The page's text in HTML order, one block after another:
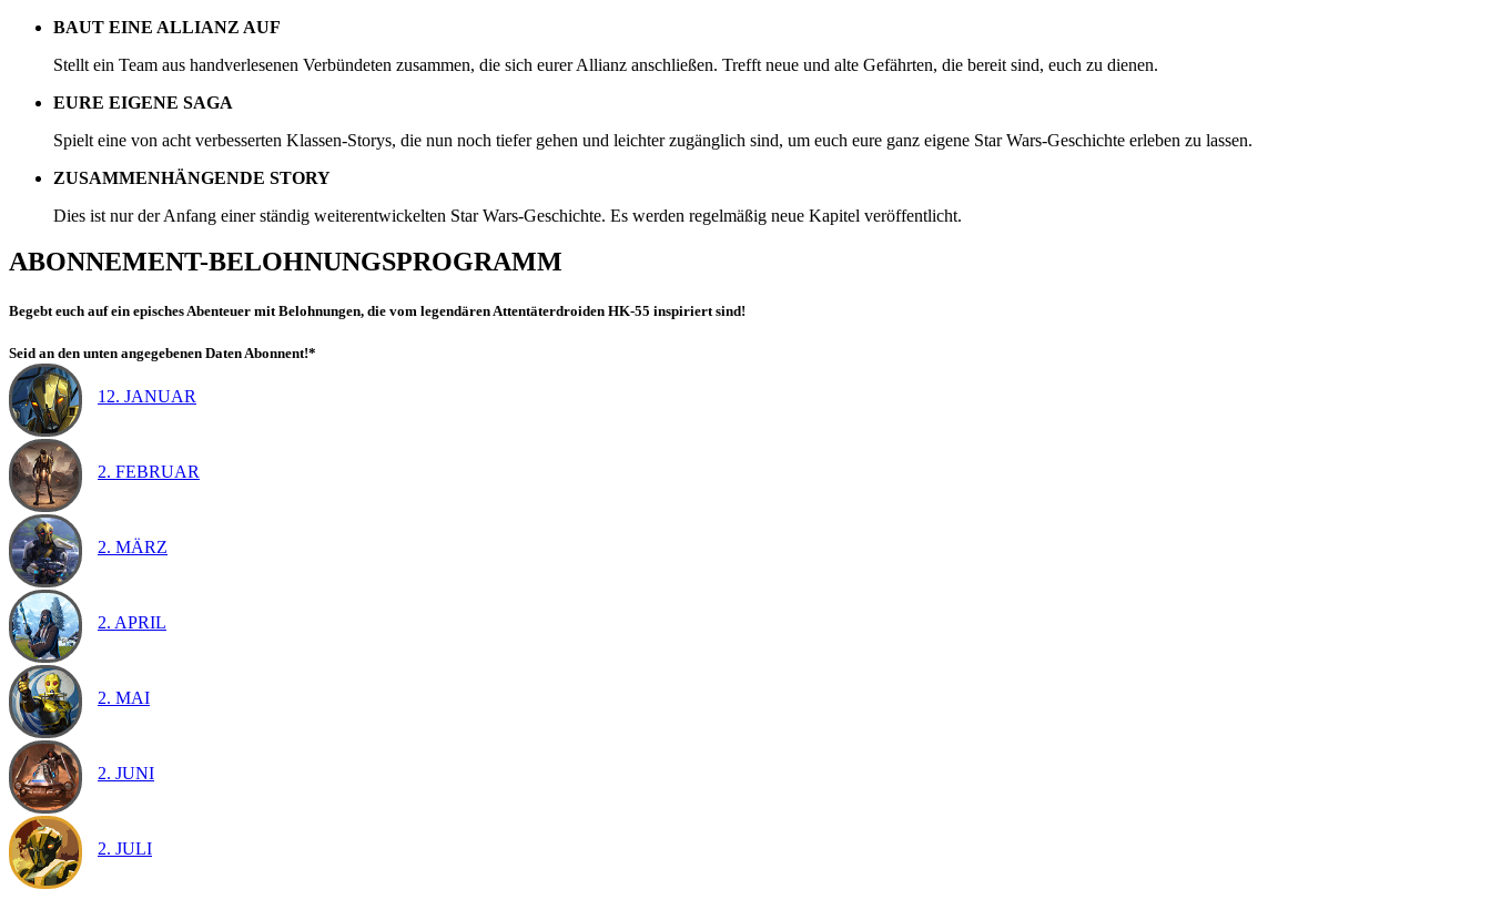
BAUT EINE ALLIANZ AUF
Stellt ein Team aus handverlesenen Verbündeten zusammen, die sich eurer Allianz anschließen. Trefft neue und alte Gefährten, die bereit sind, euch zu dienen.
EURE EIGENE SAGA
Spielt eine von acht verbesserten Klassen-Storys, die nun noch tiefer gehen und leichter zugänglich sind, um euch eure ganz eigene Star Wars-Geschichte erleben zu lassen.
ZUSAMMENHÄNGENDE STORY
Dies ist nur der Anfang einer ständig weiterentwickelten Star Wars-Geschichte. Es werden regelmäßig neue Kapitel veröffentlicht.
ABONNEMENT-BELOHNUNGSPROGRAMM
Begebt euch auf ein episches Abenteuer mit Belohnungen, die vom legendären Attentäterdroiden HK-55 inspiriert sind!
Seid an den unten angegebenen Daten Abonnent!*
12. JANUAR
2. FEBRUAR
2. MÄRZ
2. APRIL
2. MAI
2. JUNI
2. JULI